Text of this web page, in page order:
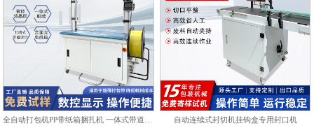
自动连续式封切机挂钩盒专用封口机